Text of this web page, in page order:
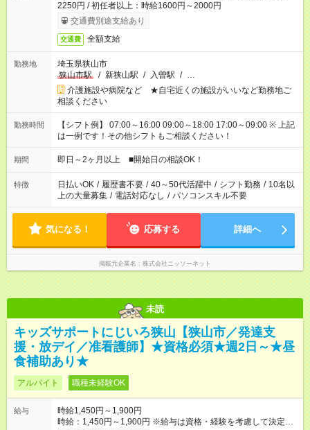
2250円 / 初任者以上：時給1600円～2000円
交通費別途支給あり
交通費 全額支給
勤務地
埼玉県狭山市
狭山市駅
/ 新狭山駅 / 入曽駅 / …
介護施設や病院など ★自宅近くの施設がいいなど勤務地ご
相談ください
勤務時間
【シフト例】 07:00～16:00 09:00～18:00 17:00～09:00 ※ 上記
は一例です！その他シフトもご相談ください！
期間 即日～2ヶ月以上 ■開始日の相談OK！
特徴 日払いOK / 履歴書不要 / 40～50代活躍中 / シフト勤務 / 10名以
上の大量募集 / 電話対応なし / パソコンスキル不要
気になる！ 応募する 詳細へ
掲載元企業名 株式会社ニッソーネット
未読
キッズサポートにじいろ狭山【狭山市／発達支
援・放デイ／准看護師】★資格必須★週2日～★昼
食補助あり★
アルバイト 職種未経験OK
給与
時給1,450円～1,900円
時給：1,450円～1,900円 ※給与は資格・経験を考慮して決定致